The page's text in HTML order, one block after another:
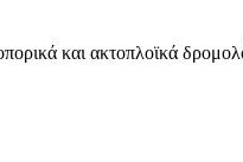
και ακτοπλοϊκά